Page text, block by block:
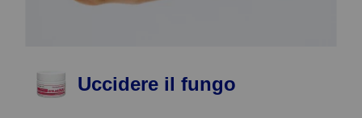
Uccidere il fungo